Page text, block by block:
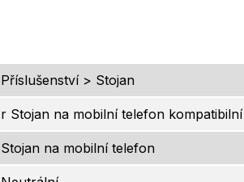
Příslušenství > Stojan
r Stojan na mobilní telefon
Stojan na mobilní telefon